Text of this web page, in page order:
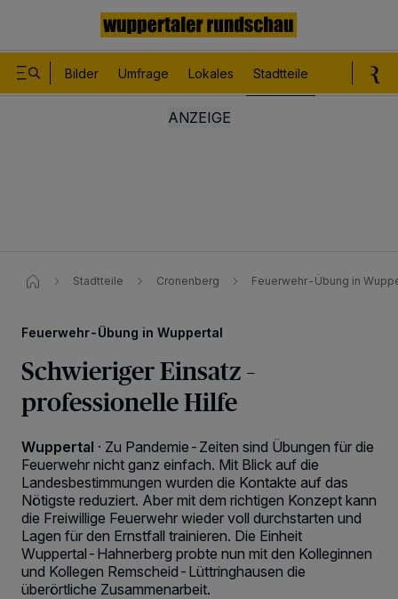
Bilder Umfrage Lokales Stadtteile
Stadtteile Cronenberg Feuerwehr-Übung in
Feuerwehr-Übung in Wuppertal
Schwieriger Einsatz –
professionelle Hilfe
Wuppertal · Zu Pandemie-Zeiten sind Übungen für die
Feuerwehr nicht ganz einfach. Mit Blick auf die
Landesbestimmungen wurden die Kontakte auf das
Nötigste reduziert. Aber mit dem richtigen Konzept kann
die Freiwillige Feuerwehr wieder voll durchstarten und
Lagen für den Ernstfall trainieren. Die Einheit
Wuppertal-Hahnerberg probte nun mit den Kolleginnen
und Kollegen Remscheid-Lüttringhausen die
überörtliche Zusammenarbeit.